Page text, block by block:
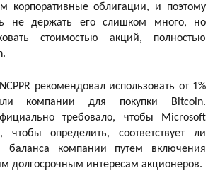
корпоративные облигации, и поэтому
не держать его слишком много, но
стоимостью акций, полностью
рекомендовал использовать от 1%
компании для покупки Bitcoin.
требовало, чтобы Microsoft
чтобы определить, соответствует ли
баланса компании путем включения
долгосрочным интересам акционеров.